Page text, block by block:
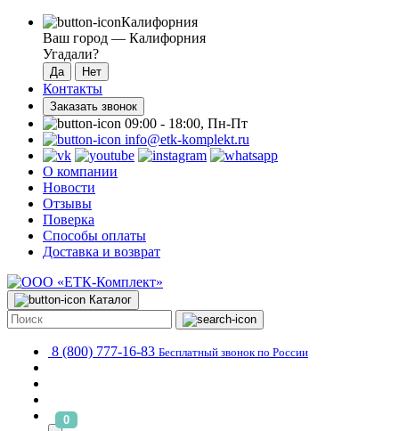
Калифорния
Ваш город — Калифорния
Угадали?
Контакты
Заказать звонок
09:00 - 18:00, Пн-Пт
info@etk-komplekt.ru
О компании
Новости
Отзывы
Поверка
Способы оплаты
Доставка и возврат
Каталог
8 (800) 777-16-83 Бесплатный звонок по России
0